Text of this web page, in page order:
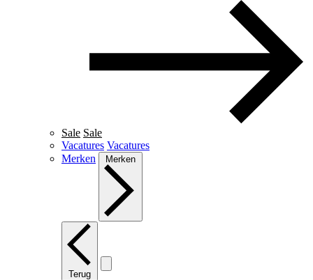
Sale Sale
Vacatures Vacatures
Merken
Merken
Terug